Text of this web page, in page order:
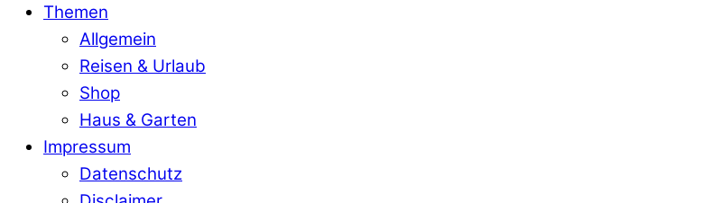
Themen
Allgemein
Reisen & Urlaub
Shop
Haus & Garten
Impressum
Datenschutz